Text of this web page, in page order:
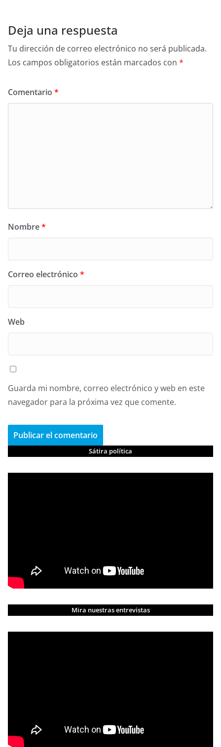
Deja una respuesta
Tu dirección de correo electrónico no será publicada.
Los campos obligatorios están marcados con *
Comentario *
Nombre*
Correo electrónico *
Web
Guarda mi nombre, correo electrónico y web en este
navegador para la próxima vez que comente.
Sátira política
Mira nuestras entrevistas